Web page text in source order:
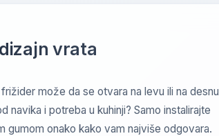
vrata
može da se otvara na levu ili na desnu
navika i potreba u kuhinji? Samo instalirajte
gumom onako kako vam najviše odgovara.